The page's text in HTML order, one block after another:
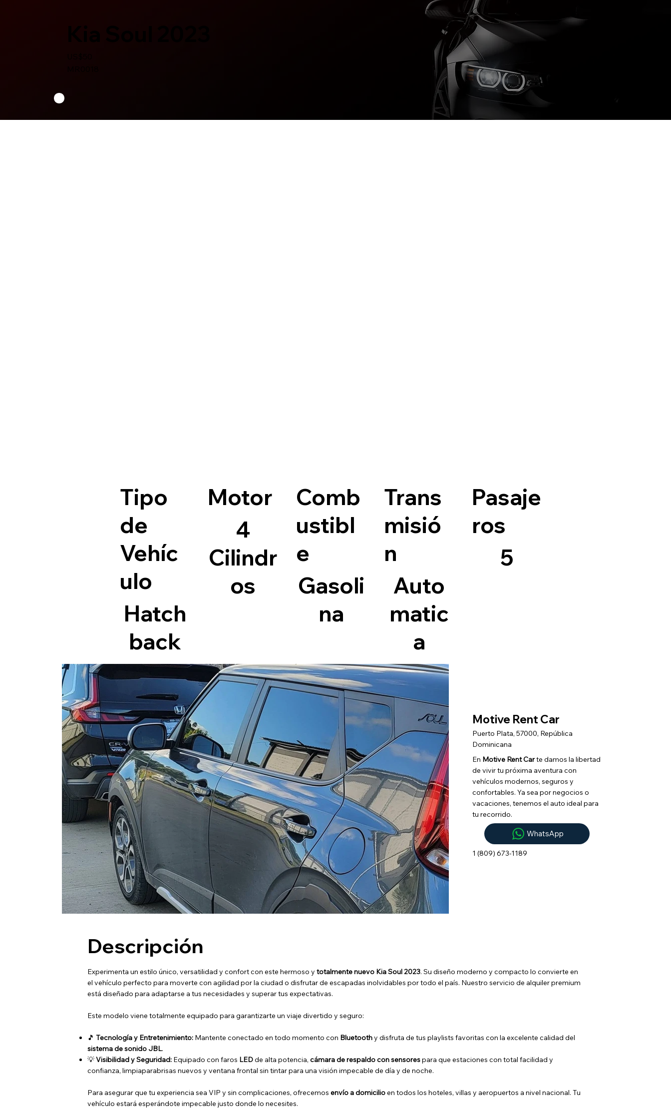
Tipo
de
Vehíc
ulo
Hatch
back
Motor
4
Cilindr
os
Comb
ustibl
e
Gasoli
na
Trans
misió
n
Auto
matic
a
Pasaje
ros
5
Motive Rent Car
Puerto Plata, 57000, República
Dominicana
En Motive Rent Carte damos la libertad
de vivir tu próxima aventura con
vehículos modernos, seguros y
confortables. Ya sea por negocios o
vacaciones, tenemos el auto ideal para
tu recorrido.
WhatsApp
1 (809) 673-1189
Descripción
Experimenta un estilo único, versatilidad y confort con este hermoso ytotalmente nuevo Kia Soul 2023. Su diseño moderno y compacto lo convierte en
el vehículo perfecto para moverte con agilidad por la ciudad o disfrutar de escapadas inolvidables por todo el país. Nuestro servicio de alquiler premium
está diseñado para adaptarse a tus necesidades y superar tus expectativas.
Este modelo viene totalmente equipado para garantizarte un viaje divertido y seguro:
🎵Tecnología y Entretenimiento: Mantente conectado en todo momento con Bluetoothy disfruta de tus playlists favoritas con la excelente calidad del
sistema de sonido JBL.
💡Visibilidad y Seguridad: Equipado con faros LEDde alta potencia,cámara de respaldo con sensorespara que estaciones con total facilidad y
confianza, limpiaparabrisas nuevos y ventana frontal sin tintar para una visión impecable de día y de noche.
Para asegurar que tu experiencia sea VIP y sin complicaciones, ofrecemosenvío a domicilioen todos los hoteles, villas y aeropuertos a nivel nacional. Tu
vehículo estará esperándote impecable justo donde lo necesites.